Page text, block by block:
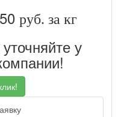
руб. за кг
у